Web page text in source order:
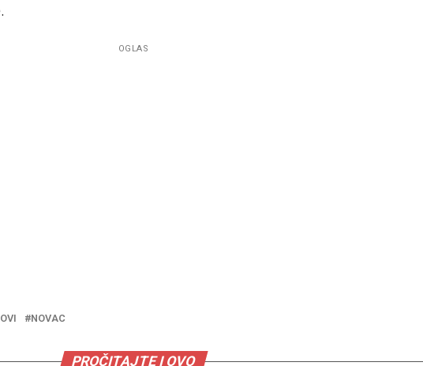
OGLAS
NOVAC
PROČITAJTE I OVO